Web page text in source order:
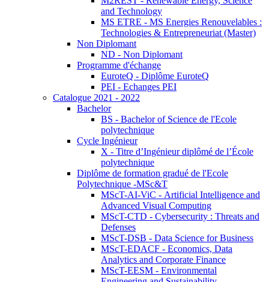
and Technology
MS ETRE - MS Energies Renouvelables :
Technologies & Entrepreneuriat (Master)
Non Diplomant
ND - Non Diplomant
Programme d'échange
EuroteQ - Diplôme EuroteQ
PEI - Echanges PEI
Catalogue 2021 - 2022
Bachelor
BS - Bachelor of Science de l'Ecole
polytechnique
Cycle Ingénieur
X - Titre d’Ingénieur diplômé de l’École
polytechnique
Diplôme de formation gradué de l'Ecole
Polytechnique -MSc&T
MScT-AI-ViC - Artificial Intelligence and
Advanced Visual Computing
MScT-CTD - Cybersecurity : Threats and
Defenses
MScT-DSB - Data Science for Business
MScT-EDACF - Economics, Data
Analytics and Corporate Finance
MScT-EESM - Environmental